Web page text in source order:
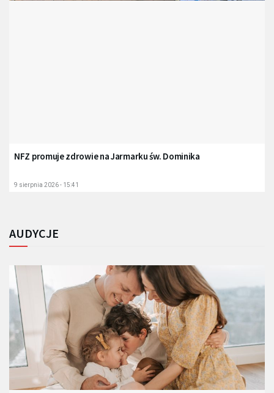
NFZ promuje zdrowie na Jarmarku św. Dominika
9 sierpnia 2026 - 15:41
AUDYCJE